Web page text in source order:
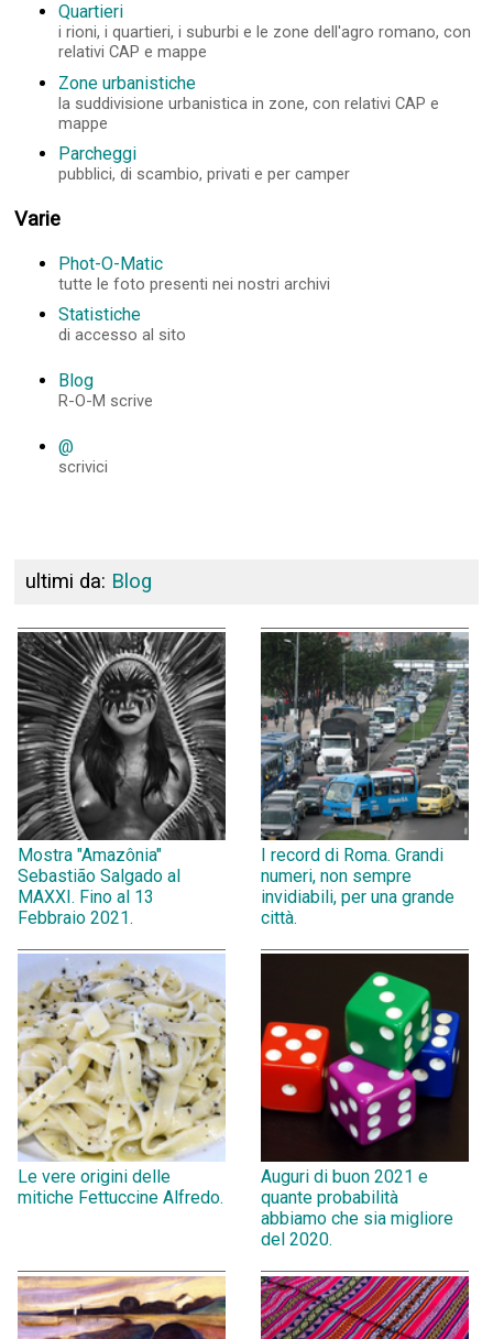
Quartieri
i rioni, i quartieri, i suburbi e le zone dell'agro romano, con
relativi CAP e mappe
Zone urbanistiche
la suddivisione urbanistica in zone, con relativi CAP e
mappe
Parcheggi
pubblici, di scambio, privati e per camper
Varie
Phot-O-Matic
tutte le foto presenti nei nostri archivi
Statistiche
di accesso al sito
Blog
R-O-M scrive
@
scrivici
ultimi da: Blog
Mostra "Amazônia"
Sebastião Salgado al
MAXXI. Fino al 13
Febbraio 2021.
I record di Roma. Grandi
numeri, non sempre
invidiabili, per una grande
città.
Le vere origini delle
mitiche Fettuccine Alfredo.
Auguri di buon 2021 e
quante probabilità
abbiamo che sia migliore
del 2020.